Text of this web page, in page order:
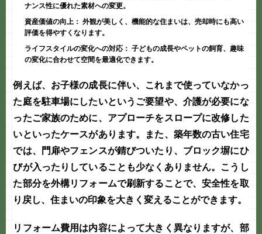
ナンス性に優れた素材への変更。
資産価値の向上： 外観が美しく、機能的な住まいは、売却時にも高い
評価を得やすくなります。
ライフスタイルの変化への対応： 子どもの成長やペットの飼育、趣味
の変化に合わせて空間を最適化できます。
例えば、お子様の成長に伴い、これまで使っていなかっ
た庭を駐車場にしたいというご要望や、介護が必要にな
ったご家族のために、アプローチをスロープに改修した
いといったケースがあります。また、築年数の古い住宅
では、門扉やフェンスが錆びついたり、ブロック塀にひ
びが入ったりしていることも少なくありません。こうし
た部分を外構リフォームで刷新することで、安全性を取
り戻し、住まいの印象を大きく変えることができます。
リフォーム費用は内容によって大きく異なりますが、部